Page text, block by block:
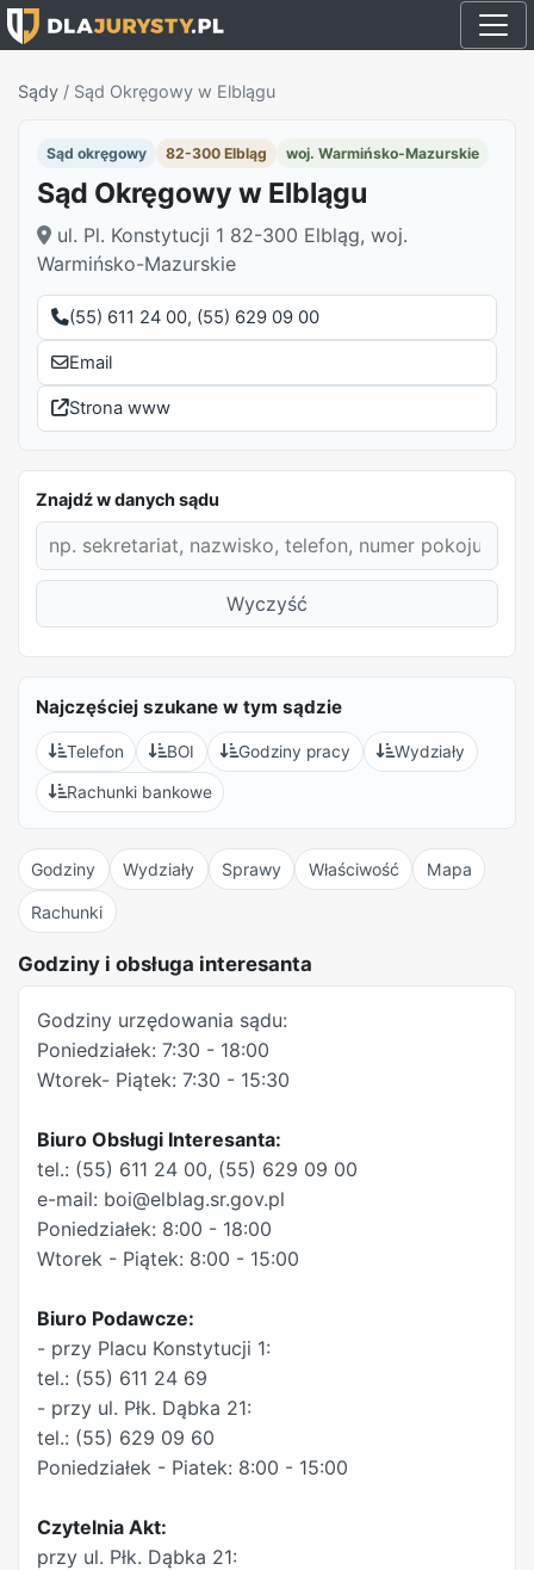
Sądy / Sąd Okręgowy w Elblągu
Sąd okręgowy 82-300 Elbląg woj. Warmińsko-Mazurskie
Sąd Okręgowy w Elblągu
ul. Pl. Konstytucji 1 82-300 Elbląg, woj.
Warmińsko-Mazurskie
(55) 611 24 00, (55) 629 09 00
Email
Strona www
Znajdź w danych sądu
Wyczyść
Najczęściej szukane w tym sądzie
Telefon BOI Godziny pracy Wydziały
Rachunki bankowe
Godziny Wydziały Sprawy Właściwość Mapa
Rachunki
Godziny i obsługa interesanta
Godziny urzędowania sądu:
Poniedziałek: 7:30 - 18:00
Wtorek- Piątek: 7:30 - 15:30
Biuro Obsługi Interesanta:
tel.: (55) 611 24 00, (55) 629 09 00
e-mail: boi@elblag.sr.gov.pl
Poniedziałek: 8:00 - 18:00
Wtorek - Piątek: 8:00 - 15:00
Biuro Podawcze:
- przy Placu Konstytucji 1:
tel.: (55) 611 24 69
- przy ul. Płk. Dąbka 21:
tel.: (55) 629 09 60
Poniedziałek - Piatek: 8:00 - 15:00
Czytelnia Akt:
przy ul. Płk. Dąbka 21: